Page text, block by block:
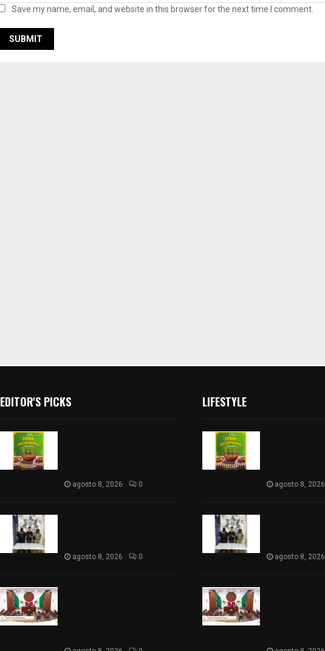
Save my name, email, and website in this browser for the next time I comment.
EDITOR'S PICKS
agosto 8, 2026 0
agosto 8, 2026 0
LIFESTYLE
agosto 8, 2026
agosto 8, 2026